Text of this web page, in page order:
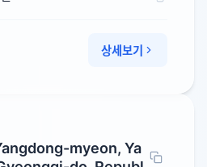
상세보기
myeon, Ya